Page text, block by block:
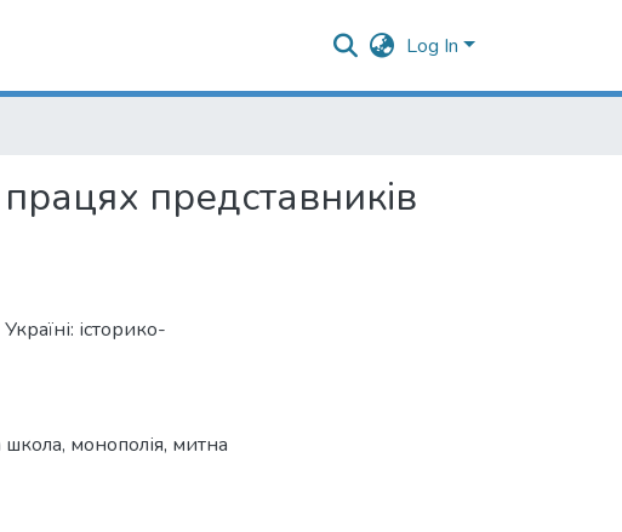
Log In
представників
історико-
школа, монополія, митна